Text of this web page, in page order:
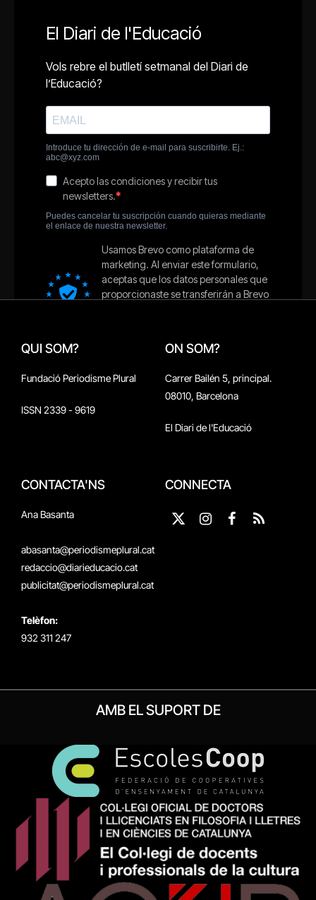
QUI SOM?
Fundació Periodisme Plural
ISSN 2339 - 9619
ON SOM?
Carrer Bailén 5, principal.
08010, Barcelona
El Diari de l'Educació
CONTACTA'NS
Ana Basanta
abasanta@periodismeplural.cat
redaccio@diarieducacio.cat
publicitat@periodismeplural.cat
Telèfon:
932 311 247
CONNECTA
X
Instagram
Facebook
RSS
AMB EL SUPORT DE